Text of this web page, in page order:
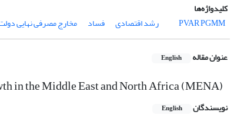
کلیدواژه‌ها
PVARPGMM رشد اقتصادی فساد مخارج مصرفی نهایی
عنوان مقاله English
in the Middle East and North Africa (MENA)
نویسندگان English